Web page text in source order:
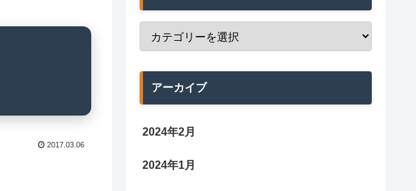
2017.03.06
アーカイブ
2024年2月
2024年1月